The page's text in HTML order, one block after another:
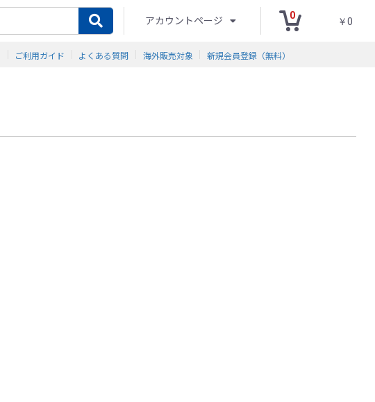
アカウントページ 0
￥0
ご利用ガイド よくある質問 海外販売対象 新規会員登録（無料）